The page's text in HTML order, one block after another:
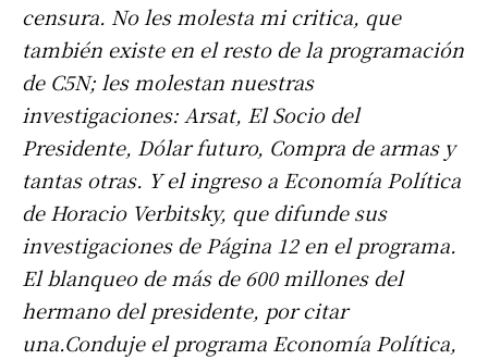
censura. No les molesta mi critica, que
también existe en el resto de la programación
de C5N; les molestan nuestras
investigaciones: Arsat, El Socio del
Presidente, Dólar futuro, Compra de armas y
tantas otras. Y el ingreso a Economía Política
de Horacio Verbitsky, que difunde sus
investigaciones de Página 12 en el programa.
El blanqueo de más de 600 millones del
hermano del presidente, por citar
una.Conduje el programa Economía Política,